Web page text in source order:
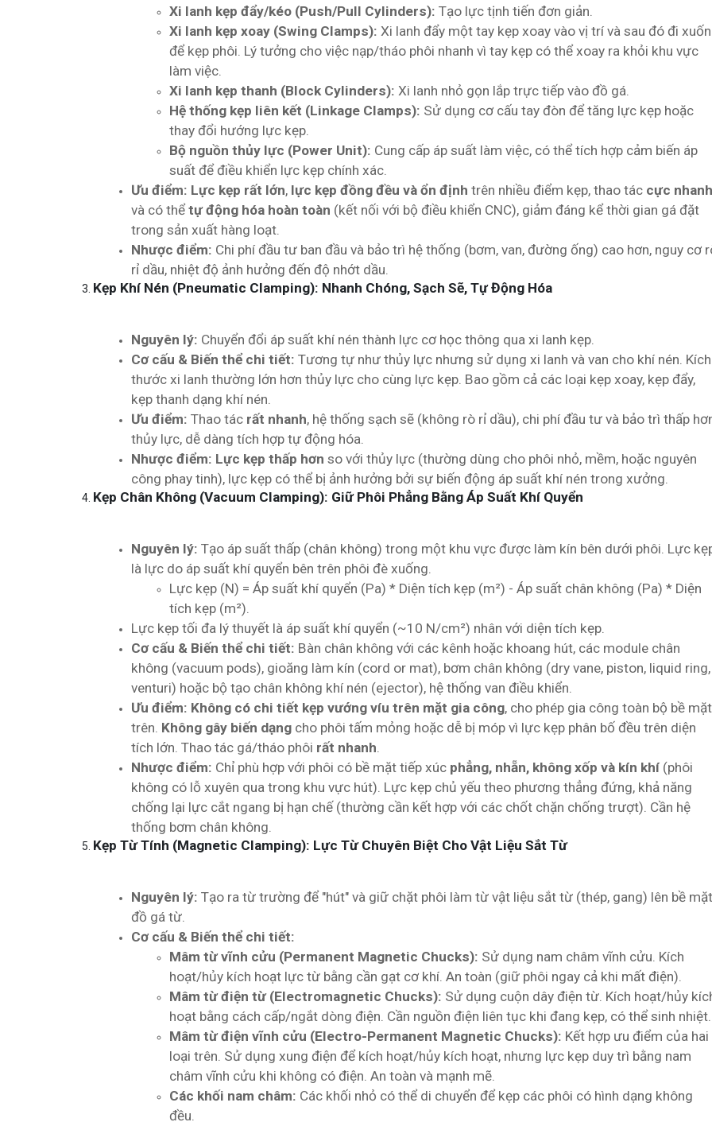
Xi lanh kẹp đẩy/kéo (Push/Pull Cylinders): Tạo lực tịnh tiến đơn giản.
Xi lanh kẹp xoay (Swing Clamps): Xi lanh đẩy một tay kẹp xoay vào vị trí và sau đó đi
để kẹp phôi. Lý tưởng cho việc nạp/tháo phôi nhanh vì tay kẹp có thể xoay ra khỏi khu vực
làm việc.
Xi lanh kẹp thanh (Block Cylinders): Xi lanh nhỏ gọn lắp trực tiếp vào đồ gá.
Hệ thống kẹp liên kết (Linkage Clamps): Sử dụng cơ cấu tay đòn để tăng lực kẹp hoặc
thay đổi hướng lực kẹp.
Bộ nguồn thủy lực (Power Unit): Cung cấp áp suất làm việc, có thể tích hợp cảm biến áp
suất để điều khiển lực kẹp chính xác.
Ưu điểm: Lực kẹp rất lớn, lực kẹp đồng đều và ổn định trên nhiều điểm kẹp, thao tác cực nhanh
và có thểtự động hóa hoàn toàn (kết nối với bộ điều khiển CNC), giảm đáng kể thời gian gá đặt
trong sản xuất hàng loạt.
Nhược điểm: Chi phí đầu tư ban đầu và bảo trì hệ thống (bơm, van, đường ống) cao hơn, nguy cơ
rỉ dầu, nhiệt độ ảnh hưởng đến độ nhớt dầu.
Kẹp Khí Nén (Pneumatic Clamping): Nhanh Chóng, Sạch Sẽ, Tự Động Hóa
Nguyên lý: Chuyển đổi áp suất khí nén thành lực cơ học thông qua xi lanh kẹp.
Cơ cấu & Biến thể chi tiết: Tương tự như thủy lực nhưng sử dụng xi lanh và van cho khí nén. Kích
thước xi lanh thường lớn hơn thủy lực cho cùng lực kẹp. Bao gồm cả các loại kẹp xoay, kẹp đẩy,
kẹp thanh dạng khí nén.
Ưu điểm: Thao tác rất nhanh, hệ thống sạch sẽ (không rò rỉ dầu), chi phí đầu tư và bảo trì thấp
thủy lực, dễ dàng tích hợp tự động hóa.
Nhược điểm: Lực kẹp thấp hơn so với thủy lực (thường dùng cho phôi nhỏ, mềm, hoặc nguyên
công phay tinh), lực kẹp có thể bị ảnh hưởng bởi sự biến động áp suất khí nén trong xưởng.
Kẹp Chân Không (Vacuum Clamping): Giữ Phôi Phẳng Bằng Áp Suất Khí Quyển
Nguyên lý: Tạo áp suất thấp (chân không) trong một khu vực được làm kín bên dưới phôi. Lực
là lực do áp suất khí quyển bên trên phôi đè xuống.
Lực kẹp (N) = Áp suất khí quyển (Pa) * Diện tích kẹp (m²) - Áp suất chân không (Pa) * Diện
tích kẹp (m²).
Lực kẹp tối đa lý thuyết là áp suất khí quyển (~10 N/cm²) nhân với diện tích kẹp.
Cơ cấu & Biến thể chi tiết: Bàn chân không với các kênh hoặc khoang hút, các module chân
không (vacuum pods), gioăng làm kín (cord or mat), bơm chân không (dry vane, piston, liquid ring,
venturi) hoặc bộ tạo chân không khí nén (ejector), hệ thống van điều khiển.
Ưu điểm: Không có chi tiết kẹp vướng víu trên mặt gia công, cho phép gia công toàn bộ bề mặt
trên. Không gây biến dạng cho phôi tấm mỏng hoặc dễ bị móp vì lực kẹp phân bố đều trên diện
tích lớn. Thao tác gá/tháo phôi rất nhanh
Nhược điểm: Chỉ phù hợp với phôi có bề mặt tiếp xúc phẳng, nhẵn, không xốp và kín khí (phôi
không có lỗ xuyên qua trong khu vực hút). Lực kẹp chủ yếu theo phương thẳng đứng, khả năng
chống lại lực cắt ngang bị hạn chế (thường cần kết hợp với các chốt chặn chống trượt). Cần hệ
thống bơm chân không.
Kẹp Từ Tính (Magnetic Clamping): Lực Từ Chuyên Biệt Cho Vật Liệu Sắt Từ
Nguyên lý: Tạo ra từ trường để "hút" và giữ chặt phôi làm từ vật liệu sắt từ (thép, gang) lên bề mặt
đồ gá từ.
Cơ cấu & Biến thể chi tiết:
Mâm từ vĩnh cửu (Permanent Magnetic Chucks): Sử dụng nam châm vĩnh cửu. Kích
hoạt/hủy kích hoạt lực từ bằng cần gạt cơ khí. An toàn (giữ phôi ngay cả khi mất điện).
Mâm từ điện từ (Electromagnetic Chucks): Sử dụng cuộn dây điện từ. Kích hoạt/hủy
hoạt bằng cách cấp/ngắt dòng điện. Cần nguồn điện liên tục khi đang kẹp, có thể sinh nhiệt.
Mâm từ điện vĩnh cửu (Electro-Permanent Magnetic Chucks): Kết hợp ưu điểm của hai
loại trên. Sử dụng xung điện để kích hoạt/hủy kích hoạt, nhưng lực kẹp duy trì bằng nam
châm vĩnh cửu khi không có điện. An toàn và mạnh mẽ.
Các khối nam châm: Các khối nhỏ có thể di chuyển để kẹp các phôi có hình dạng không
đều.